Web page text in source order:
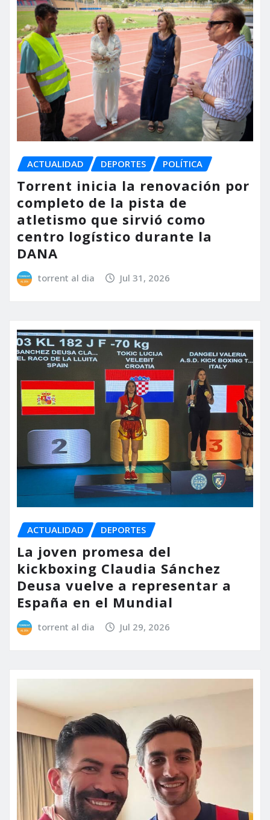
ACTUALIDAD DEPORTES POLÍTICA
Torrent inicia la renovación por
completo de la pista de
atletismo que sirvió como
centro logístico durante la
DANA
torrent al dia Jul 31, 2026
ACTUALIDAD DEPORTES
La joven promesa del
kickboxing Claudia Sánchez
Deusa vuelve a representar a
España en el Mundial
torrent al dia Jul 29, 2026